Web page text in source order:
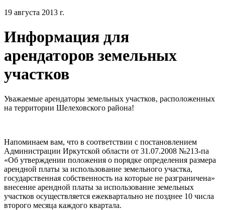
19 августа 2013 г.
Информация для
арендаторов земельных
участков
Уважаемые арендаторы земельных участков, расположенных
на территории Шелеховского района!
Напоминаем вам, что в соответствии с постановлением
Администрации Иркутской области от 31.07.2008 №213-па
«Об утверждении положения о порядке определения размера
арендной платы за использование земельного участка,
государственная собственность на которые не разграничена»
внесение арендной платы за использование земельных
участков осуществляется ежеквартально не позднее 10 числа
второго месяца каждого квартала.